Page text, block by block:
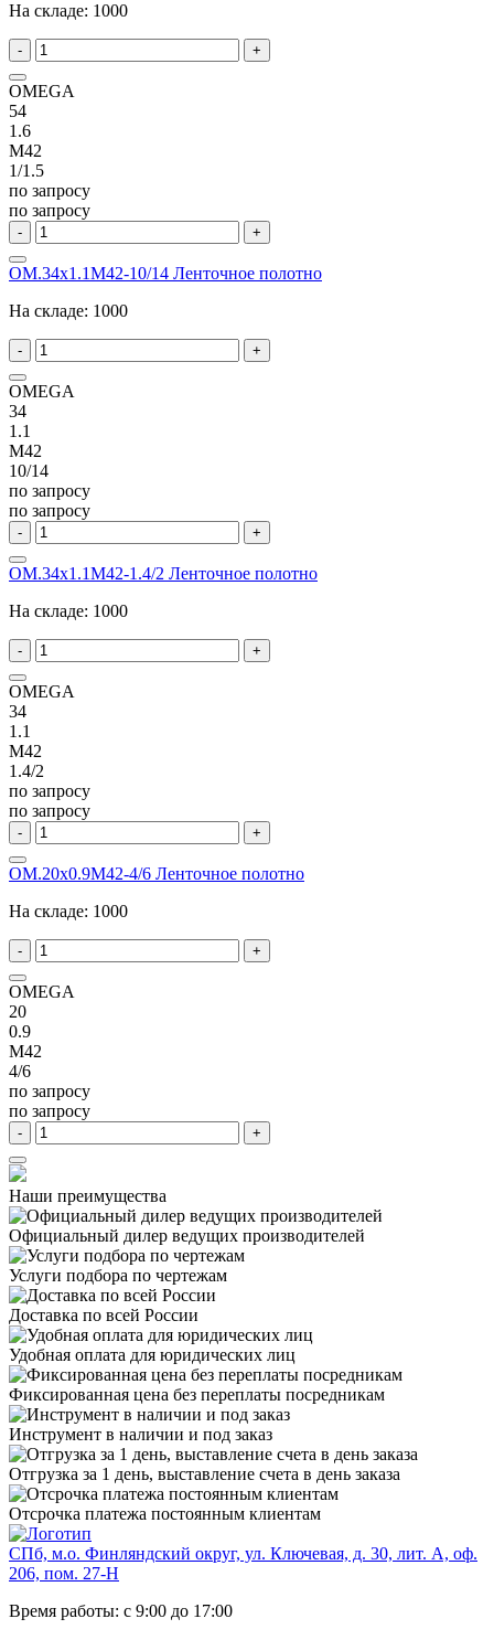
На складе: 1000
- +
OMEGA
54
1.6
M42
1/1.5
по запросу
по запросу
- +
OM.34x1.1M42-10/14 Ленточное полотно
На складе: 1000
- +
OMEGA
34
1.1
M42
10/14
по запросу
по запросу
- +
OM.34x1.1M42-1.4/2 Ленточное полотно
На складе: 1000
- +
OMEGA
34
1.1
M42
1.4/2
по запросу
по запросу
- +
OM.20x0.9M42-4/6 Ленточное полотно
На складе: 1000
- +
OMEGA
20
0.9
M42
4/6
по запросу
по запросу
- +
Наши преимущества
Официальный дилер ведущих производителей
Услуги подбора по чертежам
Доставка по всей России
Удобная оплата для юридических лиц
Фиксированная цена без переплаты посредникам
Инструмент в наличии и под заказ
Отгрузка за 1 день, выставление счета в день заказа
Отсрочка платежа постоянным клиентам
СПб, м.о. Финляндский округ, ул. Ключевая, д. 30, лит. А, оф.
206, пом. 27-Н
Время работы: с 9:00 до 17:00